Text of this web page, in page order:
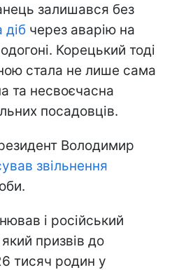
залишався без
діб через аварію на
Корецький тоді
стала не лише сама
та несвоєчасна
посадовців.
Володимир
звільнення
і російський
призвів до
тисяч родин у